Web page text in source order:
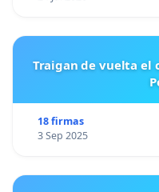
Traigan de vuelta el
18 firmas
3 Sep 2025